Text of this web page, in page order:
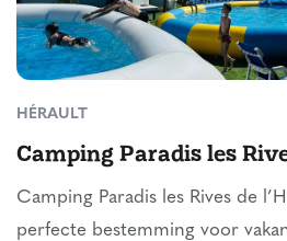
HÉRAULT
Camping Paradis les
Camping Paradis les Rives de
perfecte bestemming voor